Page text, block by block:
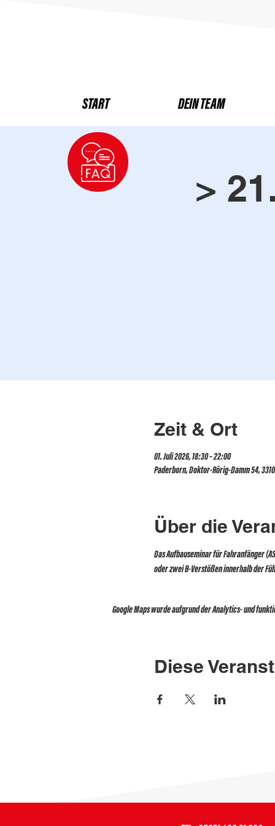
START DEIN TEAM
>
Zeit & Ort
01. Juli 2026, 18:30 – 22:00
Paderborn, Doktor-Rörig-Damm 54,
Über die
Das Aufbauseminar für Fahranfänger
oder zwei B-Verstößen innerhalb der
Google Maps wurde aufgrund der Analytics- und
Diese